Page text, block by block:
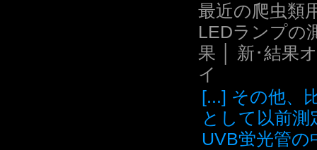
最近の爬虫類
LEDランプの
果 │ 新･結果
イ
[...] その他、
として以前測
UVB蛍光管の